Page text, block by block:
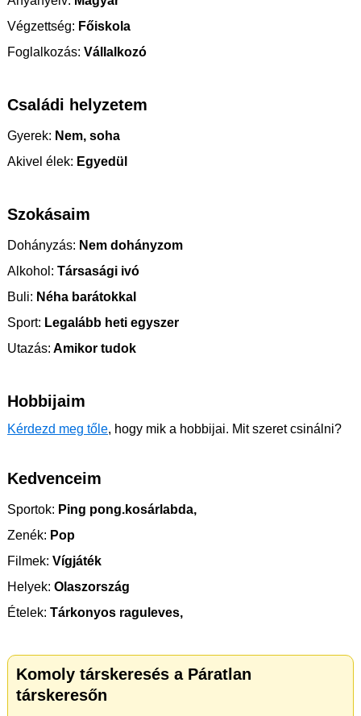
Végzettség: Főiskola
Foglalkozás: Vállalkozó
Családi helyzetem
Gyerek: Nem, soha
Akivel élek: Egyedül
Szokásaim
Dohányzás: Nem dohányzom
Alkohol: Társasági ivó
Buli: Néha barátokkal
Sport: Legalább heti egyszer
Utazás: Amikor tudok
Hobbijaim
Kérdezd meg tőle, hogy mik a hobbijai. Mit szeret csinálni?
Kedvenceim
Sportok: Ping pong.kosárlabda,
Zenék: Pop
Filmek: Vígjáték
Helyek: Olaszország
Ételek: Tárkonyos raguleves,
Komoly társkeresés a Páratlan
társkeresőn